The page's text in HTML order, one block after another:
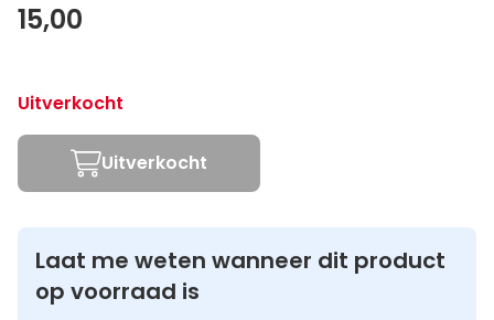
15,00
Uitverkocht
Uitverkocht
Laat me weten wanneer dit product
op voorraad is